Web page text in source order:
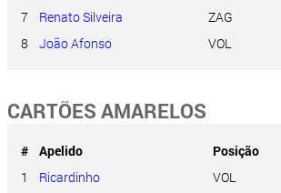
7
Renato Silveira ZAG
8
João Afonso VOL
CARTÕES AMARELOS
# Apelido Posição
1
Ricardinho VOL